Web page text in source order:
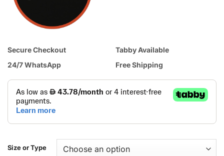
Secure Checkout
Tabby Available
24/7 WhatsApp
Free Shipping
Size or Type